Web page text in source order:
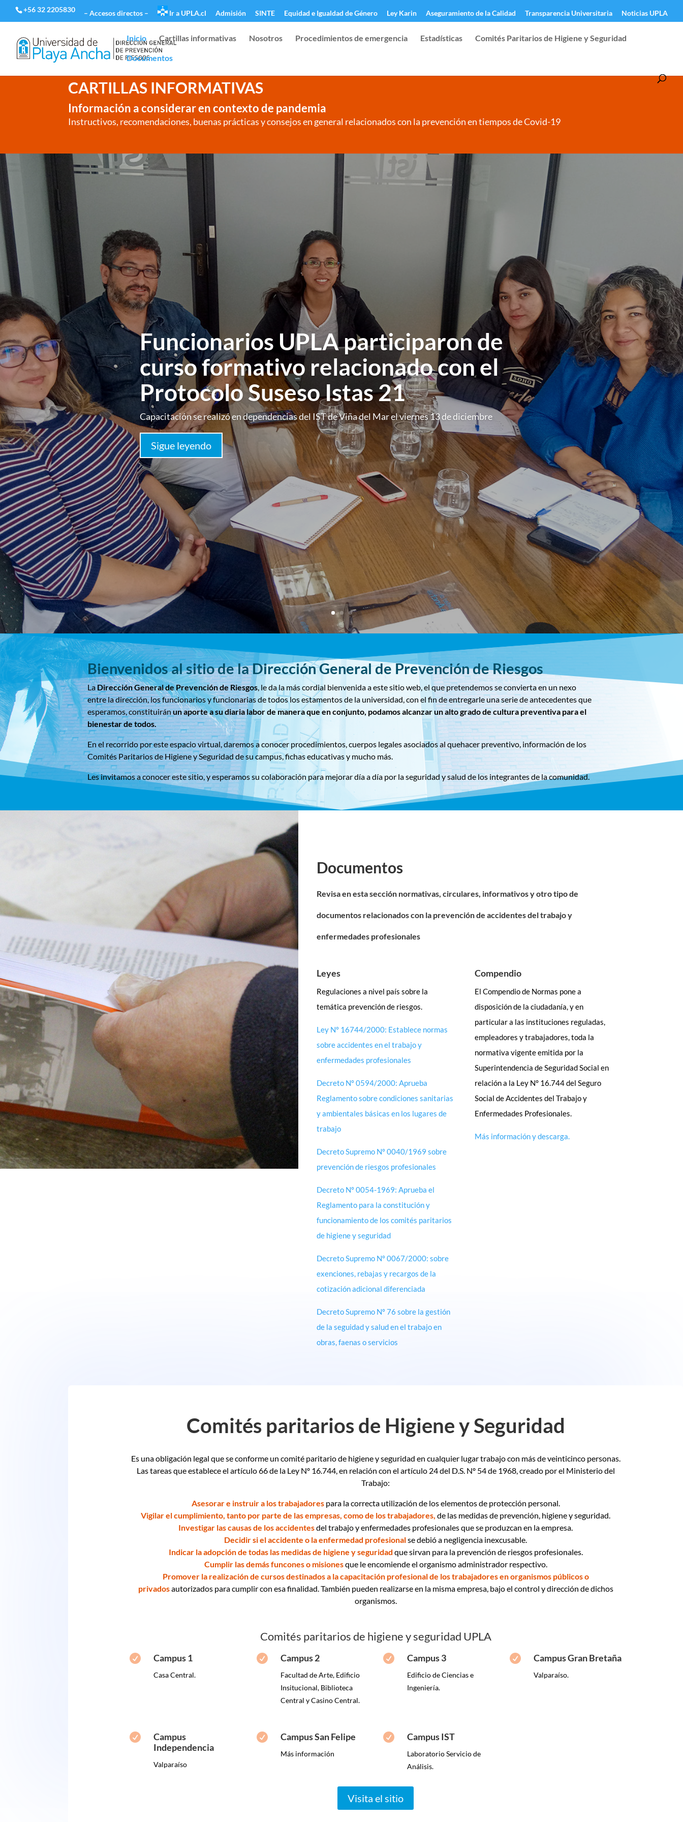
+56 32 2205830 – Accesos directos – Ir a UPLA.cl Admisión SINTE Equidad e Igualdad de Género Ley Karin Aseguramiento de la Calidad Transparencia Universitaria Noticias UPLA
Inicio Cartillas informativas Nosotros Procedimientos de emergencia Estadísticas Comités Paritarios de Higiene y Seguridad
Documentos
CARTILLAS INFORMATIVAS
Información a considerar en contexto de pandemia
Instructivos, recomendaciones, buenas prácticas y consejos en general relacionados con la prevención en tiempos de Covid-19
Funcionarios UPLA participaron de
curso formativo relacionado con el
Protocolo Suseso Istas 21
Capacitación se realizó en dependencias del IST de Viña del Mar el viernes 13 de diciembre
Sigue leyendo
Bienvenidos al sitio de la Dirección General de Prevención de Riesgos
LaDirección General de Prevención de Riesgos, le da la más cordial bienvenida a este sitio web, el que pretendemos se convierta en un nexo
entre la dirección, los funcionarios y funcionarias de todos los estamentos de la universidad, con el fin de entregarle una serie de antecedentes que
esperamos, constituiránun aporte a su diaria labor de manera que en conjunto, podamos alcanzar un alto grado de cultura preventiva para el
bienestar de todos.
En el recorrido por este espacio virtual, daremos a conocer procedimientos, cuerpos legales asociados al quehacer preventivo, información de los
Comités Paritarios de Higiene y Seguridad de su campus, fichas educativas y mucho más.
Les invitamos a conocer este sitio, y esperamos su colaboración para mejorar día a día por la seguridad y salud de los integrantes de la comunidad.
Documentos
Revisa en esta sección normativas, circulares, informativos y otro tipo de
documentos relacionados con la prevención de accidentes del trabajo y
enfermedades profesionales
Leyes
Regulaciones a nivel país sobre la
temática prevención de riesgos.
Ley Nº 16744/2000: Establece normas
sobre accidentes en el trabajo y
enfermedades profesionales
Decreto Nº 0594/2000: Aprueba
Reglamento sobre condiciones sanitarias
y ambientales básicas en los lugares de
trabajo
Decreto Supremo Nº 0040/1969 sobre
prevención de riesgos profesionales
Decreto Nº 0054-1969: Aprueba el
Reglamento para la constitución y
funcionamiento de los comités paritarios
de higiene y seguridad
Decreto Supremo Nº 0067/2000: sobre
exenciones, rebajas y recargos de la
cotización adicional diferenciada
Decreto Supremo Nº 76 sobre la gestión
de la seguidad y salud en el trabajo en
obras, faenas o servicios
Compendio
El Compendio de Normas pone a
disposición de la ciudadanía, y en
particular a las instituciones reguladas,
empleadores y trabajadores, toda la
normativa vigente emitida por la
Superintendencia de Seguridad Social en
relación a la Ley N° 16.744 del Seguro
Social de Accidentes del Trabajo y
Enfermedades Profesionales.
Más información y descarga.
Comités paritarios de Higiene y Seguridad
Es una obligación legal que se conforme un comité paritario de higiene y seguridad en cualquier lugar trabajo con más de veinticinco personas.
Las tareas que establece el artículo 66 de la Ley Nº 16.744, en relación con el artículo 24 del D.S. Nº 54 de 1968, creado por el Ministerio del
Trabajo:
Asesorar e instruir a los trabajadorespara la correcta utilización de los elementos de protección personal.
Vigilar el cumplimiento, tanto por parte de las empresas, como de los trabajadores,de las medidas de prevención, higiene y seguridad.
Investigar las causas de los accidentesdel trabajo y enfermedades profesionales que se produzcan en la empresa.
Decidir si el accidente o la enfermedad profesionalse debió a negligencia inexcusable.
Indicar la adopción de todas las medidas de higiene y seguridad que sirvan para la prevención de riesgos profesionales.
Cumplir las demás funcones o misionesque le encomiende el organismo administrador respectivo.
Promover la realización de cursos destinados a la capacitación profesional de los trabajadores en organismos públicos o
privadosautorizados para cumplir con esa finalidad. También pueden realizarse en la misma empresa, bajo el control y dirección de dichos
organismos.
Comités paritarios de higiene y seguridad UPLA
 Campus 1
Casa Central.
 Campus 2
Facultad de Arte, Edificio
Insitucional, Biblioteca
Central y Casino Central.
 Campus 3
Edificio de Ciencias e
Ingeniería.
 Campus Gran Bretaña
Valparaíso.

Campus
Independencia
Valparaíso
 Campus San Felipe
Más información
 Campus IST
Laboratorio Servicio de
Análisis.
Visita el sitio